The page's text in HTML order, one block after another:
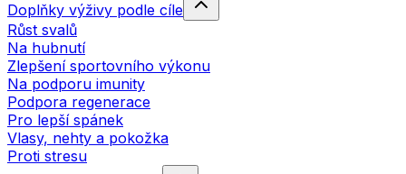
Doplňky výživy podle cíle
Růst svalů
Na hubnutí
Zlepšení sportovního výkonu
Na podporu imunity
Podpora regenerace
Pro lepší spánek
Vlasy, nehty a pokožka
Proti stresu